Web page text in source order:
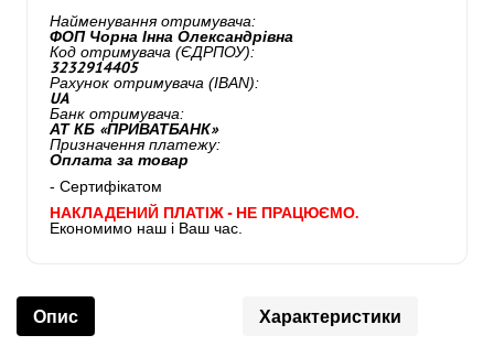
Найменування отримувача:
ФОП Чорна Інна Олександрівна
Код отримувача (ЄДРПОУ):
3232914405
Рахунок отримувача (IBAN):
UA
Банк отримувача:
АТ КБ «ПРИВАТБАНК»
Призначення платежу:
Оплата за товар
- Сертифікатом
НАКЛАДЕНИЙ ПЛАТІЖ - НЕ ПРАЦЮЄМО.
Економимо наш і Ваш час.
Опис Характеристики